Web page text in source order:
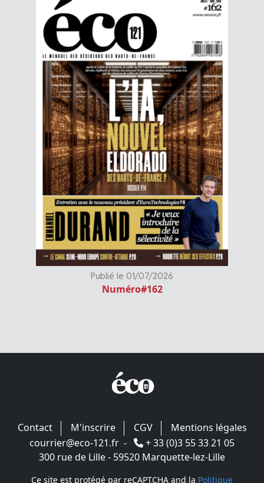
Publié le 01/07/2026
Numéro#162
Contact M'inscrire CGV
Mentions légales
courrier@eco-121.fr -
+ 33 (0)3 55 33 21 05
300 rue de Lille - 59520 Marquette-lez-Lille
Ce site est protégé par reCAPTCHA and la Politique